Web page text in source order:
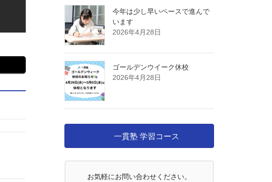
今年は少し早いペースで進んで
います
2026年4月28日
ゴールデンウイーク休校
2026年4月28日
一貫塾 学習コース
お気軽にお問い合わせください。